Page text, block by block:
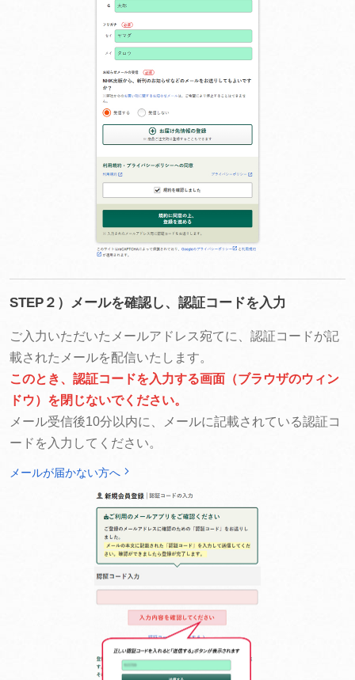
STEP２）メールを確認し、認証コードを入力
ご入力いただいたメールアドレス宛てに、認証コードが記
載されたメールを配信いたします。
このとき、認証コードを入力する画面（ブラウザのウィン
ドウ）を閉じないでください。
メール受信後10分以内に、メールに記載されている認証コ
ードを入力してください。
メールが届かない方へ